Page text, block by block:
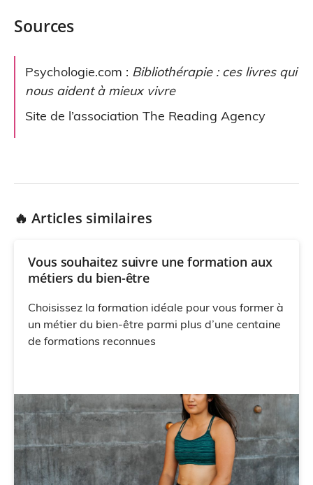
Sources
Psychologie.com : Bibliothérapie : ces livres qui
nous aident à mieux vivre
Site de l’association The Reading Agency
🔥 Articles similaires
Vous souhaitez suivre une formation aux
métiers du bien-être
Choisissez la formation idéale pour vous former à
un métier du bien-être parmi plus d’une centaine
de formations reconnues